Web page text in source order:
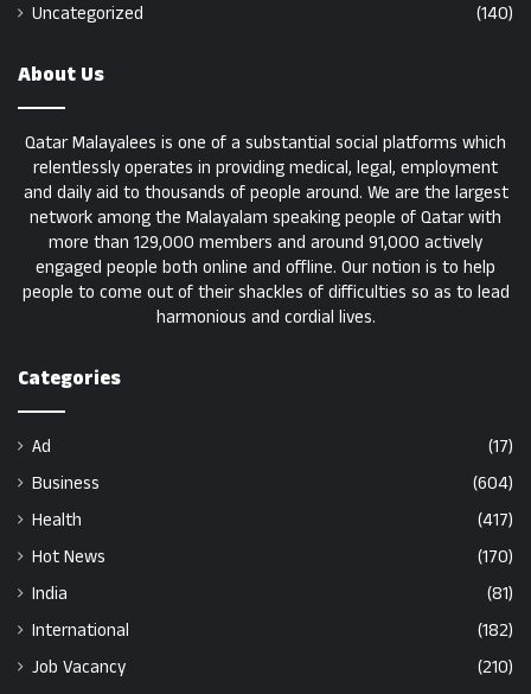
Uncategorized
(140)
About Us
Qatar Malayalees is one of a substantial social platforms which
relentlessly operates in providing medical, legal, employment
and daily aid to thousands of people around. We are the largest
network among the Malayalam speaking people of Qatar with
more than 129,000 members and around 91,000 actively
engaged people both online and offline. Our notion is to help
people to come out of their shackles of difficulties so as to lead
harmonious and cordial lives.
Categories
Ad
(17)
Business
(604)
Health
(417)
Hot News
(170)
India
(81)
International
(182)
Job Vacancy
(210)